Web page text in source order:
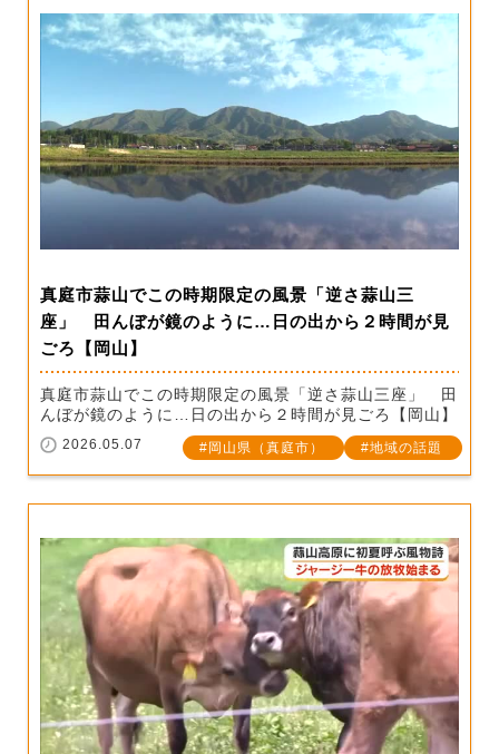
真庭市蒜山でこの時期限定の風景「逆さ蒜山三
座」 田んぼが鏡のように…日の出から２時間が見
ごろ【岡山】
真庭市蒜山でこの時期限定の風景「逆さ蒜山三座」 田
んぼが鏡のように…日の出から２時間が見ごろ【岡山】
2026.05.07 岡山県（真庭市） 地域の話題